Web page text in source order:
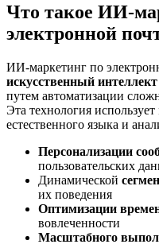
Что такое ИИ-
электронной
ИИ-маркетинг по
искусственный интеллект
путем автоматизации
Эта технология
естественного языка и
Персонализации
пользовательских
Динамической
их поведения
Оптимизации
вовлеченности
Масштабного